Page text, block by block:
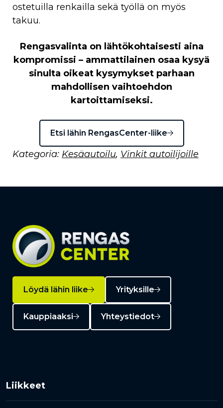
ostetuilla renkailla sekä työllä on myös
takuu.
Rengasvalinta on lähtökohtaisesti aina
kompromissi – ammattilainen osaa kysyä
sinulta oikeat kysymykset parhaan
mahdollisen vaihtoehdon
kartoittamiseksi.
Etsi lähin RengasCenter-liike
Kategoria: Kesäautoilu, Vinkit autoilijoille
Löydä lähin liike Yrityksille
Kauppiaaksi Yhteystiedot
Liikkeet